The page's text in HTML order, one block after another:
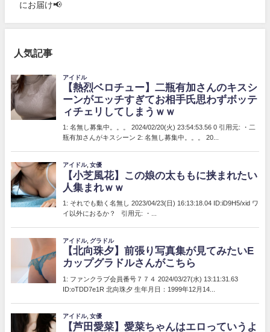
にお届け📢
人気記事